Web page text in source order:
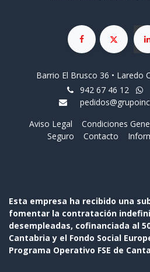
Barrio El Brusco 36 • Laredo
942 67 46 12
Aviso Legal
Condiciones
Seguro
Contacto
Esta empresa ha recibido una
fomentar la contratación
desempleadas, cofinanciada al
Cantabria y el Fondo Social
Programa Operativo FSE de